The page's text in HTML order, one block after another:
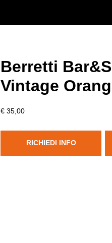
Berretti
Vintage
€ 35,00
RICHIEDI INFO